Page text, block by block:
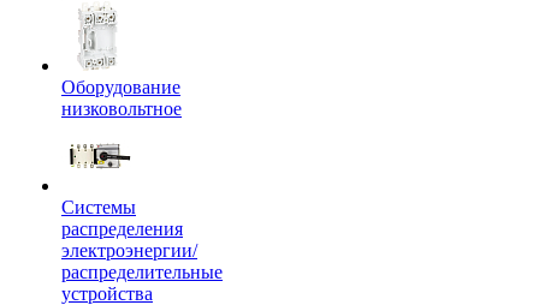
Оборудование
низковольтное
Системы
распределения
электроэнергии/
распределительные
устройства